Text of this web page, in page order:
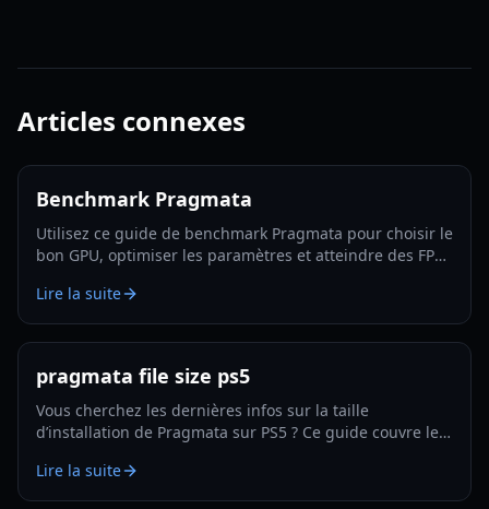
Articles connexes
Benchmark Pragmata
Utilisez ce guide de benchmark Pragmata pour choisir le
bon GPU, optimiser les paramètres et atteindre des FPS
Lire la suite
pragmata file size ps5
Vous cherchez les dernières infos sur la taille
d’installation de Pragmata sur PS5 ? Ce guide couvre les
préchargement, les prévisions de mises à jour et une
planification de stockage intelligente en 2026.
Lire la suite